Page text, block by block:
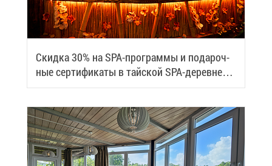
Скид­ка 30% на SPA-про­грам­мы и по­да­роч­
ные сер­ти­фи­ка­ты в тай­ской SPA-де­ревне
Samui